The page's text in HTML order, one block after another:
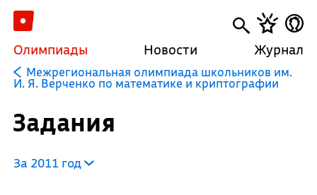
Олимпиады Новости Журнал
Межрегиональная олимпиада школьников им.
И. Я. Верченко по математике и криптографии
Задания
За 2011 год